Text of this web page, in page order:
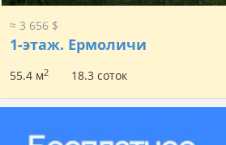
≈ 3 656 $
1-этаж. Ермоличи
55.4 м2 18.3 соток